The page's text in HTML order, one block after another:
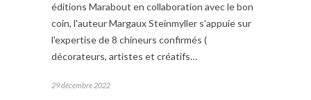
éditions Marabout en collaboration avec le bon
coin, l'auteur Margaux Steinmyller s'appuie sur
l'expertise de 8 chineurs confirmés (
décorateurs, artistes et créatifs…
29 décembre 2022